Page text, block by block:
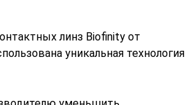
линз Biofinity от
уникальная технология